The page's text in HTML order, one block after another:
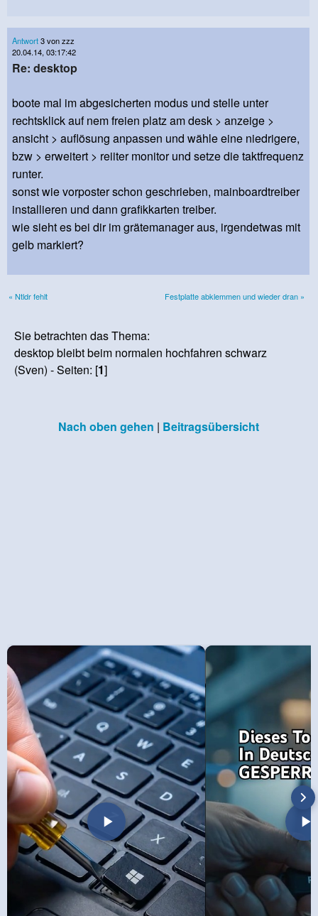
Antwort3 von zzz
20.04.14, 03:17:42
Re: desktop
boote mal im abgesicherten modus und stelle unter
rechtsklick auf nem freien platz am desk > anzeige >
ansicht > auflösung anpassen und wähle eine niedrigere,
bzw > erweitert > reiiter monitor und setze die taktfrequenz
runter.
sonst wie vorposter schon geschrieben, mainboardtreiber
installieren und dann grafikkarten treiber.
wie sieht es bei dir im grätemanager aus, irgendetwas mit
gelb markiert?
« Ntldr fehlt Festplatte abklemmen und wieder dran »
Sie betrachten das Thema:
desktop bleibt beim normalen hochfahren schwarz
(Sven) - Seiten: [1]
Nach oben gehen | Beitragsübersicht